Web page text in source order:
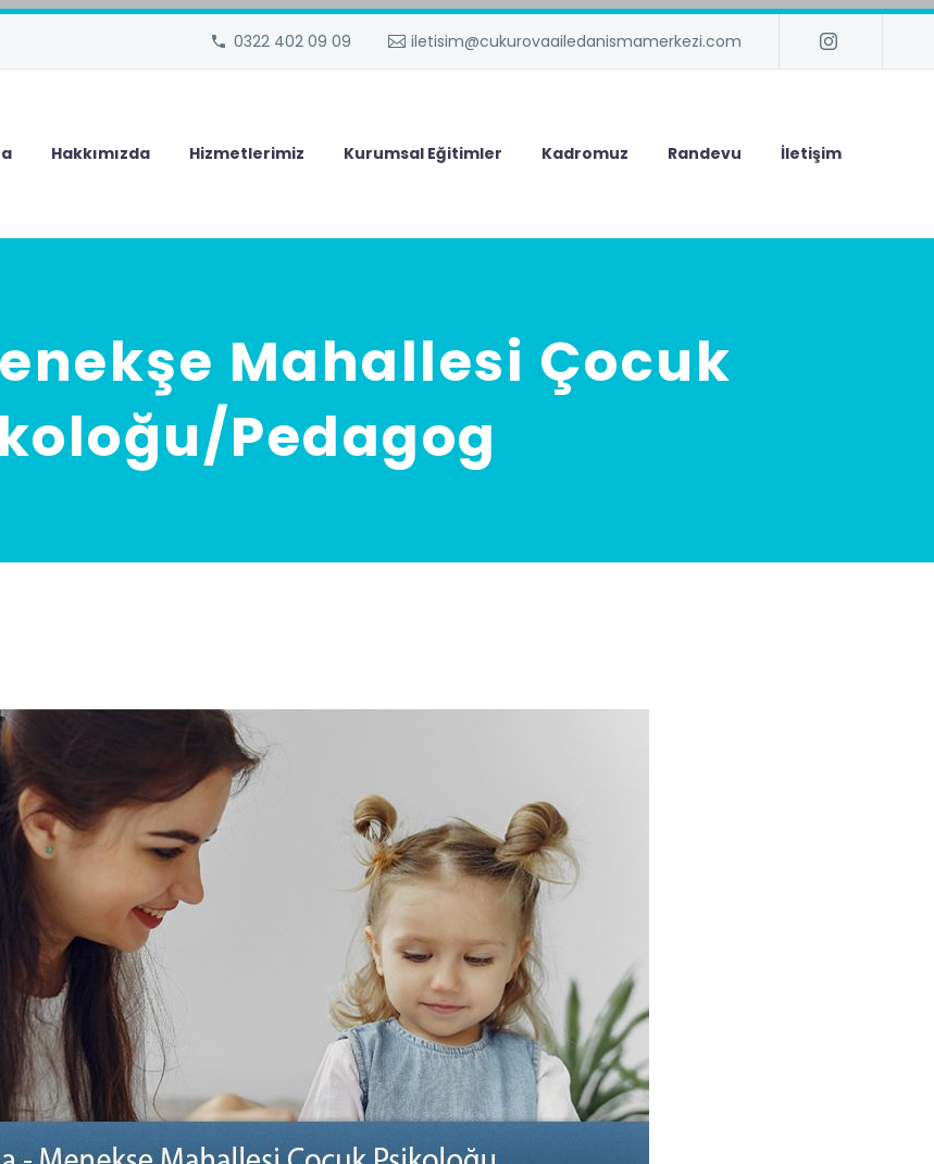
0322 402 09 09 iletisim@cukurovaailedanismamerkezi.com
Hakkımızda Hizmetlerimiz Kurumsal Eğitimler Kadromuz Randevu İletişim
Mahallesi Çocuk
Pedagog